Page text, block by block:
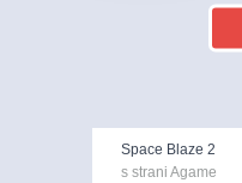
Space Blaze 2
s strani Agame